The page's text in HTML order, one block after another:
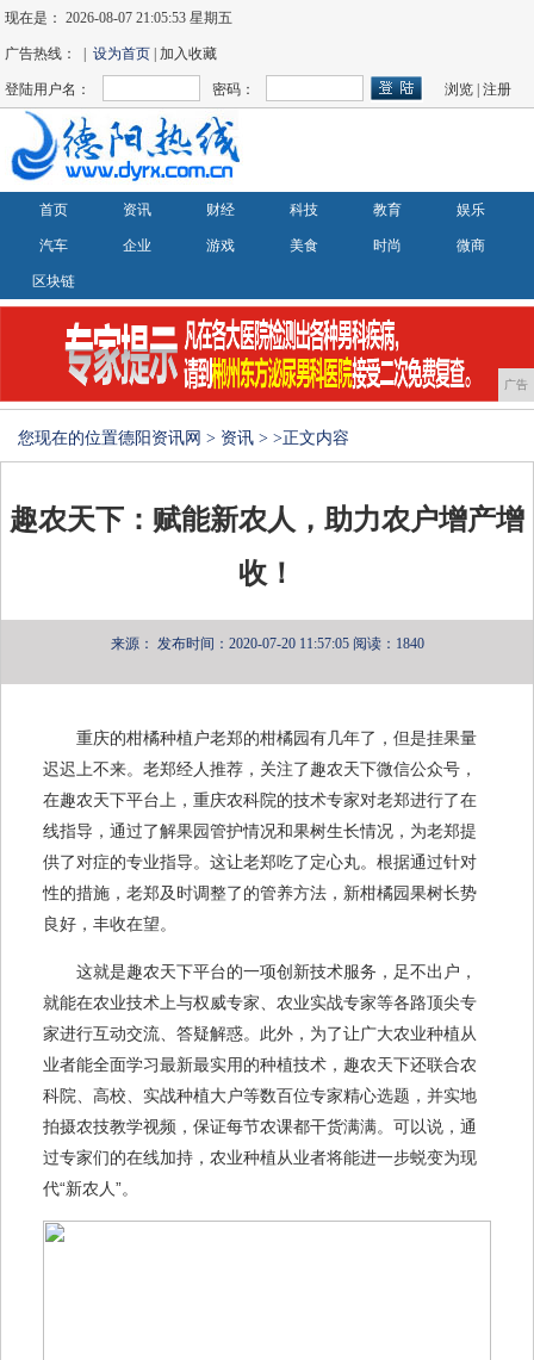
现在是：2026-08-07 21:05:53 星期五
广告热线： |设为首页 | 加入收藏
登陆用户名： 密码： 浏览 |注册
首页 资讯 财经 科技 教育 娱乐
汽车 企业 游戏 美食 时尚 微商
区块链
广告
您现在的位置德阳资讯网 > 资讯 > >正文内容
趣农天下：赋能新农人，助力农户增产增
收！
来源： 发布时间：2020-07-20 11:57:05 阅读：1840
重庆的柑橘种植户老郑的柑橘园有几年了，但是挂果量
迟迟上不来。老郑经人推荐，关注了趣农天下微信公众号，
在趣农天下平台上，重庆农科院的技术专家对老郑进行了在
线指导，通过了解果园管护情况和果树生长情况，为老郑提
供了对症的专业指导。这让老郑吃了定心丸。根据通过针对
性的措施，老郑及时调整了的管养方法，新柑橘园果树长势
良好，丰收在望。
这就是趣农天下平台的一项创新技术服务，足不出户，
就能在农业技术上与权威专家、农业实战专家等各路顶尖专
家进行互动交流、答疑解惑。此外，为了让广大农业种植从
业者能全面学习最新最实用的种植技术，趣农天下还联合农
科院、高校、实战种植大户等数百位专家精心选题，并实地
拍摄农技教学视频，保证每节农课都干货满满。可以说，通
过专家们的在线加持，农业种植从业者将能进一步蜕变为现
代“新农人”。